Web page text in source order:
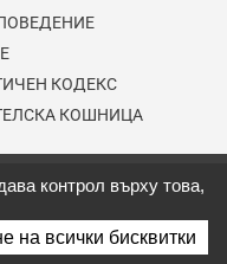
КОДЕКС
КОШНИЦА
на групата
контрол върху това,
на всички бисквитки